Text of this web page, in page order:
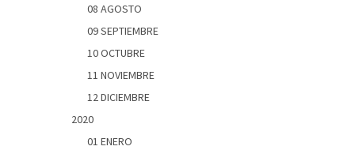
08 AGOSTO
09 SEPTIEMBRE
10 OCTUBRE
11 NOVIEMBRE
12 DICIEMBRE
2020
01 ENERO